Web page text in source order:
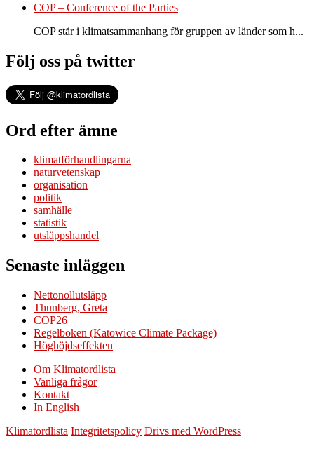
COP – Conference of the Parties
COP står i klimatsammanhang för gruppen av länder som h...
Följ oss på twitter
Ord efter ämne
klimatförhandlingarna
naturvetenskap
organisation
politik
samhälle
statistik
utsläppshandel
Senaste inläggen
Nettonollutsläpp
Thunberg, Greta
COP26
Regelboken (Katowice Climate Package)
Höghöjdseffekten
Om Klimatordlista
Vanliga frågor
Kontakt
In English
Klimatordlista Integritetspolicy Drivs med WordPress